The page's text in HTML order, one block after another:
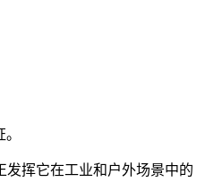
发挥它在工业和户外场景中的